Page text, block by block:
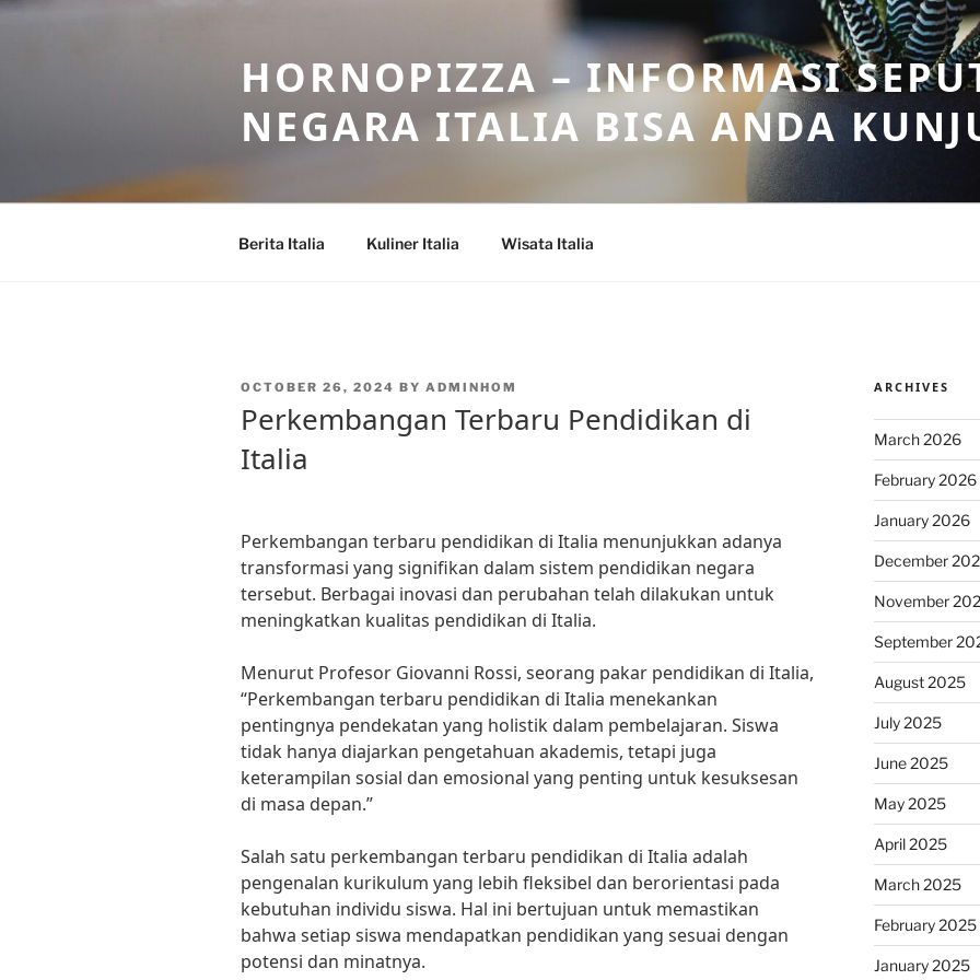
Skip
HORNOPIZZA – INFORMASI
NEGARA ITALIA BISA ANDA
Berita Italia Kuliner Italia Wisata Italia
POSTED
OCTOBER 26, 2024 BY ADMINHOM
Perkembangan Terbaru Pendidikan di
Italia
Perkembangan terbaru pendidikan di Italia menunjukkan adanya
transformasi yang signifikan dalam sistem pendidikan negara
tersebut. Berbagai inovasi dan perubahan telah dilakukan untuk
meningkatkan kualitas pendidikan di Italia.
Menurut Profesor Giovanni Rossi, seorang pakar pendidikan di Italia,
“Perkembangan terbaru pendidikan di Italia menekankan
pentingnya pendekatan yang holistik dalam pembelajaran. Siswa
tidak hanya diajarkan pengetahuan akademis, tetapi juga
keterampilan sosial dan emosional yang penting untuk kesuksesan
di masa depan.”
Salah satu perkembangan terbaru pendidikan di Italia adalah
pengenalan kurikulum yang lebih fleksibel dan berorientasi pada
kebutuhan individu siswa. Hal ini bertujuan untuk memastikan
bahwa setiap siswa mendapatkan pendidikan yang sesuai dengan
potensi dan minatnya.
ARCHIVES
March 2026
February 2026
January 2026
December
November
September
August 2025
July 2025
June 2025
May 2025
April 2025
March 2025
February 2025
January 2025